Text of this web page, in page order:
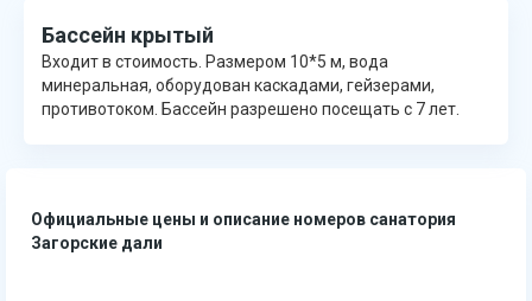
Бассейн крытый
Входит в стоимость. Размером 10*5 м, вода
минеральная, оборудован каскадами, гейзерами,
противотоком. Бассейн разрешено посещать с 7 лет.
Официальные цены и описание номеров санатория
Загорские дали